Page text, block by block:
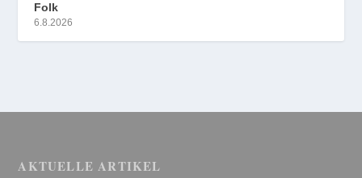
Folk
6.8.2026
AKTUELLE ARTIKEL